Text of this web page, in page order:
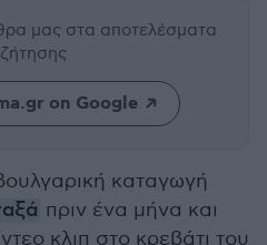
μας στα αποτελέσματα
on Google
καταγωγή
πριν ένα μήνα και
κλιπ στο κρεβάτι του